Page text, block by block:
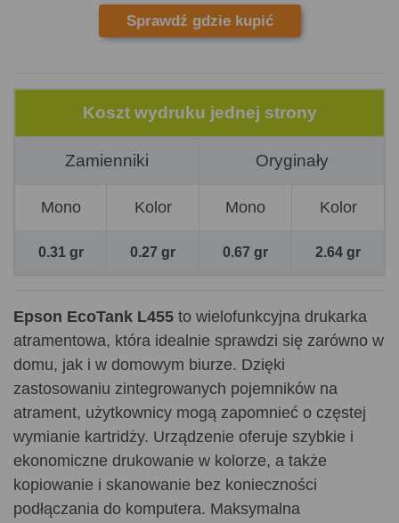
Sprawdź gdzie kupić
Koszt wydruku jednej strony
Zamienniki Oryginały
Mono Kolor Mono Kolor
0.31 gr 0.27 gr 0.67 gr 2.64 gr
Epson EcoTank L455 to wielofunkcyjna drukarka
atramentowa, która idealnie sprawdzi się zarówno w
domu, jak i w domowym biurze. Dzięki
zastosowaniu zintegrowanych pojemników na
atrament, użytkownicy mogą zapomnieć o częstej
wymianie kartridży. Urządzenie oferuje szybkie i
ekonomiczne drukowanie w kolorze, a także
kopiowanie i skanowanie bez konieczności
podłączania do komputera. Maksymalna